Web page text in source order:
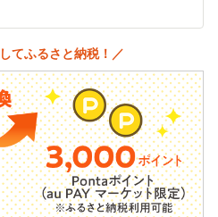
てふるさと納税！／